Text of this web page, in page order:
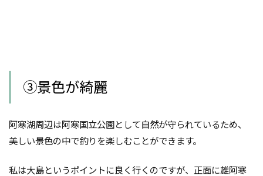
③景色が綺麗
阿寒湖周辺は阿寒国立公園として自然が守られているため、
美しい景色の中で釣りを楽しむことができます。
私は大島というポイントに良く行くのですが、正面に雄阿寒